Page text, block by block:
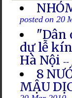
posted on 20
"Dân
dự lễ
Hà Nội--
8
MẬU